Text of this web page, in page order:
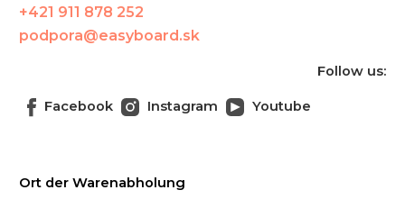
+421 911 878 252
podpora@easyboard.sk
Follow us:
Facebook Instagram Youtube
Ort der Warenabholung